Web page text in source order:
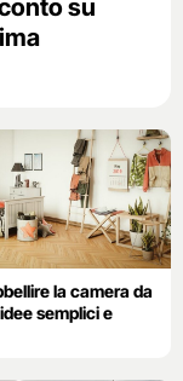
su
la camera da
semplici e